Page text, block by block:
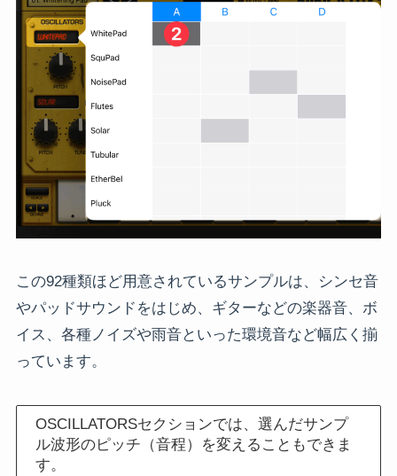
この92種類ほど用意されているサンプルは、シンセ音
やパッドサウンドをはじめ、ギターなどの楽器音、ボ
イス、各種ノイズや雨音といった環境音など幅広く揃
っています。
OSCILLATORSセクションでは、選んだサンプ
ル波形のピッチ（音程）を変えることもできま
す。